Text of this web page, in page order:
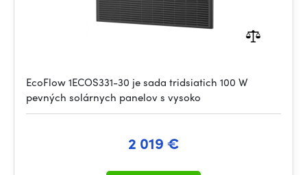
EcoFlow 1ECOS331-30 je sada tridsiatich 100 W
pevných solárnych panelov s vysoko
2 019 €